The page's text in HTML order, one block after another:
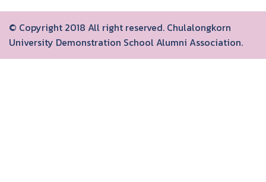
© Copyright 2018 All right reserved. Chulalongkorn
University Demonstration School Alumni Association.